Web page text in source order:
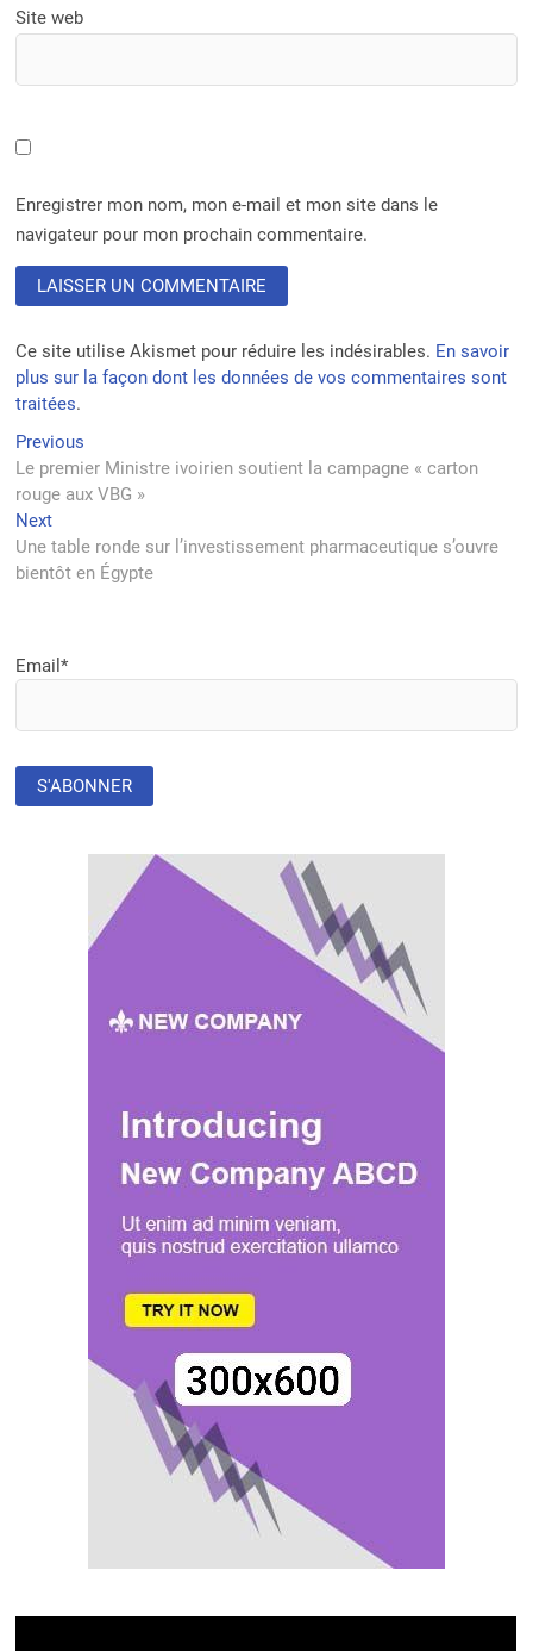
Site web
Enregistrer mon nom, mon e-mail et mon site dans le
navigateur pour mon prochain commentaire.
Ce site utilise Akismet pour réduire les indésirables. En savoir
plus sur la façon dont les données de vos commentaires sont
traitées.
Navigation
de
l’article
Previous
post:
Le premier Ministre ivoirien soutient la campagne « carton
rouge aux VBG »
NextNext
post:
Une table ronde sur l’investissement pharmaceutique s’ouvre
bientôt en Égypte
Email*